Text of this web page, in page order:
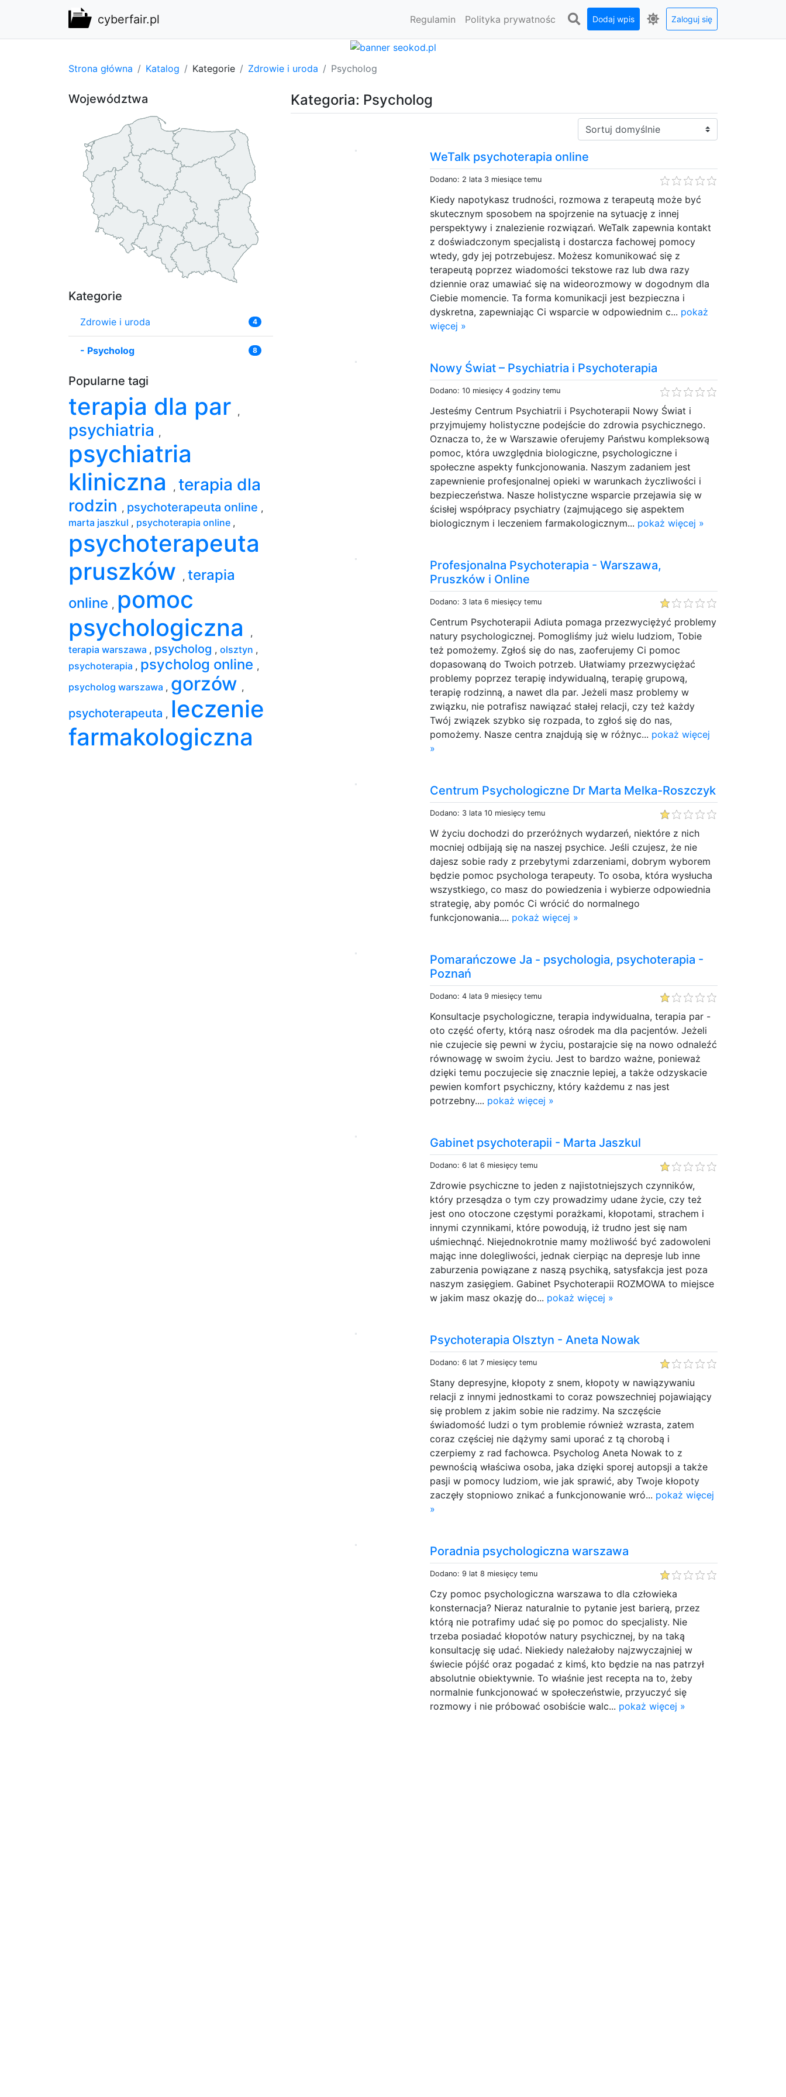
cyberfair.pl Regulamin Polityka prywatnośc Dodaj wpis Zaloguj się
Strona główna Katalog Kategorie Zdrowie i uroda Psycholog
Kategoria: Psycholog
Sortuj:
WeTalk psychoterapia online
Dodano: 2 lata 3 miesiące temu
Kiedy napotykasz trudności, rozmowa z terapeutą może być
skutecznym sposobem na spojrzenie na sytuację z innej
perspektywy i znalezienie rozwiązań. WeTalk zapewnia kontakt
z doświadczonym specjalistą i dostarcza fachowej pomocy
wtedy, gdy jej potrzebujesz. Możesz komunikować się z
terapeutą poprzez wiadomości tekstowe raz lub dwa razy
dziennie oraz umawiać się na wideorozmowy w dogodnym dla
Ciebie momencie. Ta forma komunikacji jest bezpieczna i
dyskretna, zapewniając Ci wsparcie w odpowiednim c... pokaż
więcej »
Nowy Świat – Psychiatria i Psychoterapia
Dodano: 10 miesięcy 4 godziny temu
Jesteśmy Centrum Psychiatrii i Psychoterapii Nowy Świat i
przyjmujemy holistyczne podejście do zdrowia psychicznego.
Oznacza to, że w Warszawie oferujemy Państwu kompleksową
pomoc, która uwzględnia biologiczne, psychologiczne i
społeczne aspekty funkcjonowania. Naszym zadaniem jest
zapewnienie profesjonalnej opieki w warunkach życzliwości i
bezpieczeństwa. Nasze holistyczne wsparcie przejawia się w
ścisłej współpracy psychiatry (zajmującego się aspektem
biologicznym i leczeniem farmakologicznym... pokaż więcej »
Profesjonalna Psychoterapia - Warszawa,
Pruszków i Online
Dodano: 3 lata 6 miesięcy temu
Centrum Psychoterapii Adiuta pomaga przezwyciężyć problemy
natury psychologicznej. Pomogliśmy już wielu ludziom, Tobie
też pomożemy. Zgłoś się do nas, zaoferujemy Ci pomoc
dopasowaną do Twoich potrzeb. Ułatwiamy przezwyciężać
problemy poprzez terapię indywidualną, terapię grupową,
terapię rodzinną, a nawet dla par. Jeżeli masz problemy w
związku, nie potrafisz nawiązać stałej relacji, czy też każdy
Twój związek szybko się rozpada, to zgłoś się do nas,
pomożemy. Nasze centra znajdują się w różnyc... pokaż więcej
»
Centrum Psychologiczne Dr Marta Melka-Roszczyk
Dodano: 3 lata 10 miesięcy temu
W życiu dochodzi do przeróżnych wydarzeń, niektóre z nich
mocniej odbijają się na naszej psychice. Jeśli czujesz, że nie
dajesz sobie rady z przebytymi zdarzeniami, dobrym wyborem
będzie pomoc psychologa terapeuty. To osoba, która wysłucha
wszystkiego, co masz do powiedzenia i wybierze odpowiednia
strategię, aby pomóc Ci wrócić do normalnego
funkcjonowania.... pokaż więcej »
Pomarańczowe Ja - psychologia, psychoterapia -
Poznań
Dodano: 4 lata 9 miesięcy temu
Konsultacje psychologiczne, terapia indywidualna, terapia par -
oto część oferty, którą nasz ośrodek ma dla pacjentów. Jeżeli
nie czujecie się pewni w życiu, postarajcie się na nowo odnaleźć
równowagę w swoim życiu. Jest to bardzo ważne, ponieważ
dzięki temu poczujecie się znacznie lepiej, a także odzyskacie
pewien komfort psychiczny, który każdemu z nas jest
potrzebny.... pokaż więcej »
Gabinet psychoterapii - Marta Jaszkul
Dodano: 6 lat 6 miesięcy temu
Zdrowie psychiczne to jeden z najistotniejszych czynników,
który przesądza o tym czy prowadzimy udane życie, czy też
jest ono otoczone częstymi porażkami, kłopotami, strachem i
innymi czynnikami, które powodują, iż trudno jest się nam
uśmiechnąć. Niejednokrotnie mamy możliwość być zadowoleni
mając inne dolegliwości, jednak cierpiąc na depresje lub inne
zaburzenia powiązane z naszą psychiką, satysfakcja jest poza
naszym zasięgiem. Gabinet Psychoterapii ROZMOWA to miejsce
w jakim masz okazję do... pokaż więcej »
Psychoterapia Olsztyn - Aneta Nowak
Dodano: 6 lat 7 miesięcy temu
Stany depresyjne, kłopoty z snem, kłopoty w nawiązywaniu
relacji z innymi jednostkami to coraz powszechniej pojawiający
się problem z jakim sobie nie radzimy. Na szczęście
świadomość ludzi o tym problemie również wzrasta, zatem
coraz częściej nie dążymy sami uporać z tą chorobą i
czerpiemy z rad fachowca. Psycholog Aneta Nowak to z
pewnością właściwa osoba, jaka dzięki sporej autopsji a także
pasji w pomocy ludziom, wie jak sprawić, aby Twoje kłopoty
zaczęły stopniowo znikać a funkcjonowanie wró... pokaż więcej
»
Poradnia psychologiczna warszawa
Dodano: 9 lat 8 miesięcy temu
Czy pomoc psychologiczna warszawa to dla człowieka
konsternacja? Nieraz naturalnie to pytanie jest barierą, przez
którą nie potrafimy udać się po pomoc do specjalisty. Nie
trzeba posiadać kłopotów natury psychicznej, by na taką
konsultację się udać. Niekiedy należałoby najzwyczajniej w
świecie pójść oraz pogadać z kimś, kto będzie na nas patrzył
absolutnie obiektywnie. To właśnie jest recepta na to, żeby
normalnie funkcjonować w społeczeństwie, przyuczyć się
rozmowy i nie próbować osobiście walc... pokaż więcej »
Województwa
Kategorie
Zdrowie i uroda 4
- Psycholog 8
Popularne tagi
terapia dla par ,
psychiatria ,
psychiatria
kliniczna
, terapia dla
rodzin , psychoterapeuta online ,
marta jaszkul , psychoterapia online ,
psychoterapeuta
pruszków
, terapia
online , pomoc
psychologiczna
,
terapia warszawa , psycholog , olsztyn ,
psychoterapia , psycholog online ,
psycholog warszawa , gorzów ,
psychoterapeuta , leczenie
farmakologiczna